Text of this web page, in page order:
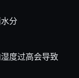
分
度过高会导致